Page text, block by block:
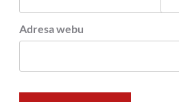
Adresa webu